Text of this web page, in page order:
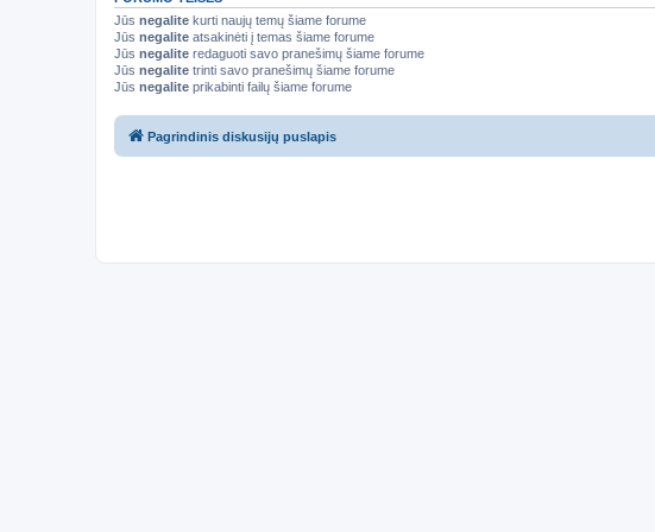
Jūs negalite kurti naujų temų šiame forume
Jūs negalite atsakinėti į temas šiame forume
Jūs negalite redaguoti savo pranešimų šiame forume
Jūs negalite trinti savo pranešimų šiame forume
Jūs negalite prikabinti failų šiame forume
Pagrindinis diskusijų puslapis